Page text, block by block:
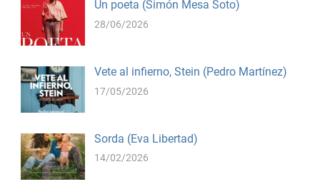
Un poeta (Simón Mesa Soto)
28/06/2026
Vete al infierno, Stein (Pedro Martínez)
17/05/2026
Sorda (Eva Libertad)
14/02/2026